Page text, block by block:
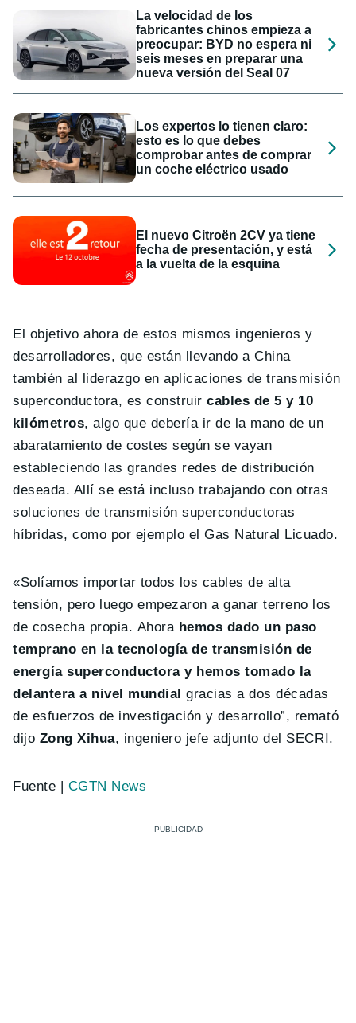
La velocidad de los
fabricantes chinos empieza a
preocupar: BYD no espera ni
seis meses en preparar una
nueva versión del Seal 07
Los expertos lo tienen claro:
esto es lo que debes
comprobar antes de comprar
un coche eléctrico usado
El nuevo Citroën 2CV ya tiene
fecha de presentación, y está
a la vuelta de la esquina
El objetivo ahora de estos mismos ingenieros y
desarrolladores, que están llevando a China
también al liderazgo en aplicaciones de transmisión
superconductora, es construircables de 5 y 10
kilómetros, algo que debería ir de la mano de un
abaratamiento de costes según se vayan
estableciendo las grandes redes de distribución
deseada. Allí se está incluso trabajando con otras
soluciones de transmisión superconductoras
híbridas, como por ejemplo el Gas Natural Licuado.
«Solíamos importar todos los cables de alta
tensión, pero luego empezaron a ganar terreno los
de cosecha propia. Ahora hemos dado un paso
temprano en la tecnología de transmisión de
energía superconductora y hemos tomado la
delantera a nivel mundial gracias a dos décadas
de esfuerzos de investigación y desarrollo”, remató
dijo Zong Xihua, ingeniero jefe adjunto del SECRI.
Fuente | CGTN News